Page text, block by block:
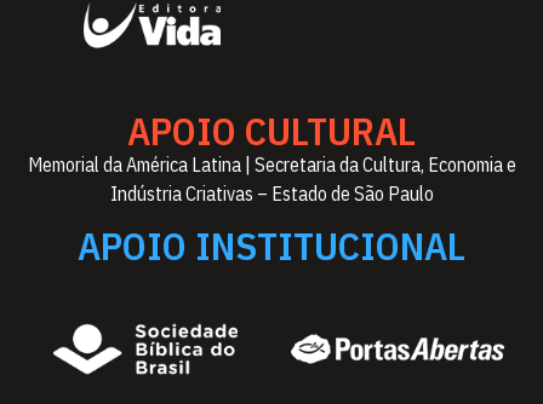
APOIO CULTURAL
Memorial da América Latina | Secretaria da Cultura, Economia e
Indústria Criativas – Estado de São Paulo
APOIO INSTITUCIONAL